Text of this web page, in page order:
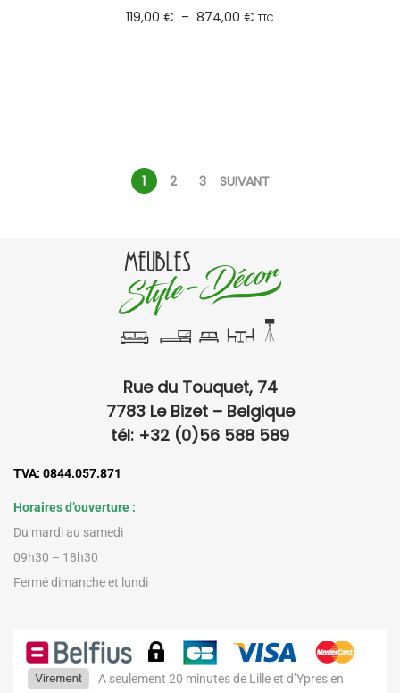
119,00 € – 874,00 € TTC
1 2 3 SUIVANT
Rue du Touquet, 74
7783 Le Bizet – Belgique
tél: +32 (0)56 588 589
TVA: 0844.057.871
Horaires d’ouverture :
Du mardi au samedi
09h30 – 18h30
Fermé dimanche et lundi
A seulement 20 minutes de Lille et d’Ypres en